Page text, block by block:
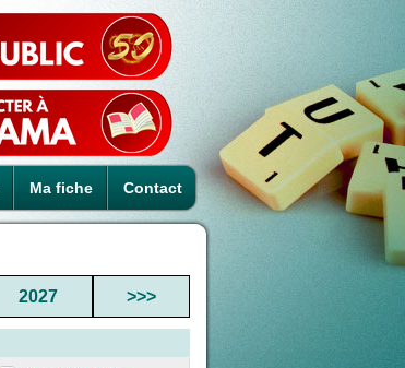
Ma fiche Contact
2027 >>>